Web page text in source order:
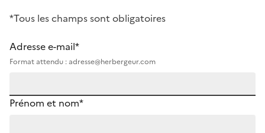
*Tous les champs sont obligatoires
Adresse e-mail*
Format attendu : adresse@herbergeur.com
Prénom et nom*